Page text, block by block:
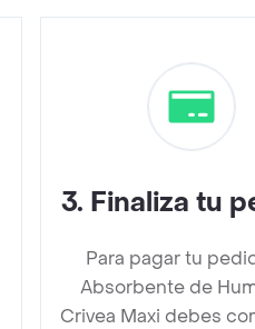
3. Finaliza tu
Para pagar tu
Absorbente de
Crivea Maxi debes